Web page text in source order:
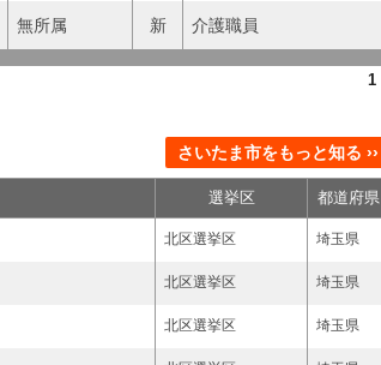
無所属 新 介護職員
1
さいたま市をもっと知る ››
選挙区 都道府県
北区選挙区 埼玉県
北区選挙区 埼玉県
北区選挙区 埼玉県